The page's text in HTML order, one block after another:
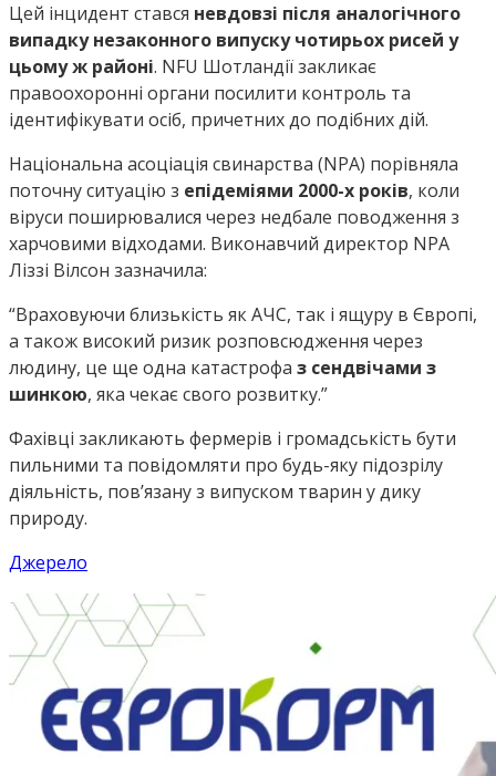
Цей інцидент стався невдовзі після аналогічного
випадку незаконного випуску чотирьох рисей у
цьому ж районі. NFU Шотландії закликає
правоохоронні органи посилити контроль та
ідентифікувати осіб, причетних до подібних дій.
Національна асоціація свинарства (NPA) порівняла
поточну ситуацію з епідеміями 2000-х років, коли
віруси поширювалися через недбале поводження з
харчовими відходами. Виконавчий директор NPA
Ліззі Вілсон зазначила:
“Враховуючи близькість як АЧС, так і ящуру в Європі,
а також високий ризик розповсюдження через
людину, це ще одна катастрофа з сендвічами з
шинкою, яка чекає свого розвитку.”
Фахівці закликають фермерів і громадськість бути
пильними та повідомляти про будь-яку підозрілу
діяльність, пов’язану з випуском тварин у дику
природу.
Джерело